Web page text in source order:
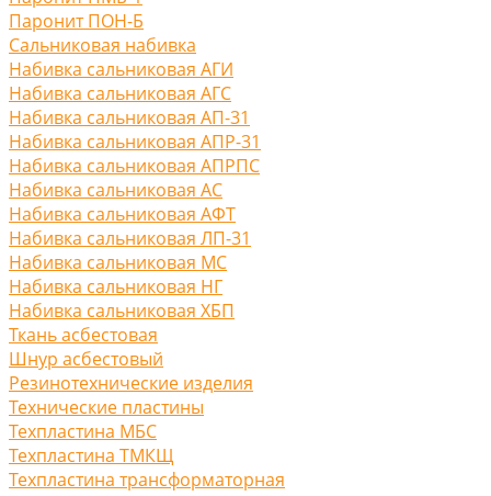
Паронит ПОН-Б
Сальниковая набивка
Набивка сальниковая АГИ
Набивка сальниковая АГС
Набивка сальниковая АП-31
Набивка сальниковая АПР-31
Набивка сальниковая АПРПС
Набивка сальниковая АС
Набивка сальниковая АФТ
Набивка сальниковая ЛП-31
Набивка сальниковая МС
Набивка сальниковая НГ
Набивка сальниковая ХБП
Ткань асбестовая
Шнур асбестовый
Резинотехнические изделия
Технические пластины
Техпластина МБС
Техпластина ТМКЩ
Техпластина трансформаторная